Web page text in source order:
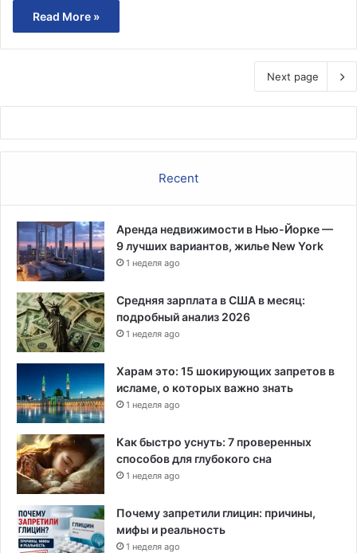
Read More »
Next page
Recent
Аренда недвижимости в Нью-Йорке —
9 лучших вариантов, жилье New York
1 неделя ago
Средняя зарплата в США в месяц:
подробный анализ 2026
1 неделя ago
Харам это: 15 шокирующих запретов в
исламе, о которых важно знать
1 неделя ago
Как быстро уснуть: 7 проверенных
способов для глубокого сна
1 неделя ago
Почему запретили глицин: причины,
мифы и реальность
1 неделя ago